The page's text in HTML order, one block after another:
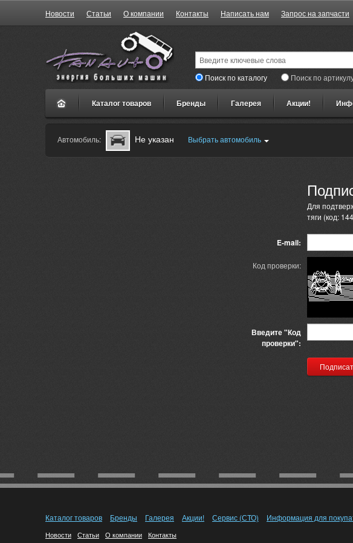
Новости Статьи О компании Контакты Написать нам Запрос на запчасти
Поиск по каталогу Поиск по
Каталог товаров Бренды Галерея Акции!
Автомобиль: Не указан Выбрать автомобиль
Для
тяги (код:
E-mail:
Код проверки:
Введите "Код
проверки":
Каталог товаров Бренды Галерея Акции! Сервис (СТО) Информация для
Новости Статьи О компании Контакты